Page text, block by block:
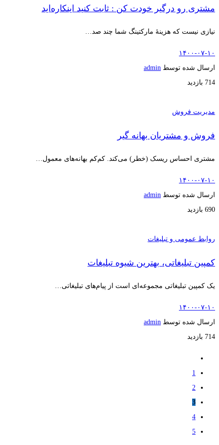
مشتری رو درگیر خودت کن : ثابت کنید اینکاره‌اید
نیازی نیست که هزینۀ مارکتینگ شما چند صد…
۱۴۰۰-۰۷-۱۰
ارسال شده توسط admin
714 بازدید
مدیریت فروش
فروش و مشتریان بهانه گیر
مشتری احساس ریسک (خطر) می‌کند. کم‌کم بهانه‌های معمول…
۱۴۰۰-۰۷-۱۰
ارسال شده توسط admin
690 بازدید
روابط عمومی و تبلیغات
کمپین تبلیغاتی، بهترین شیوه تبلیغات
یک کمپین تبلیغاتی مجموعه‌ای است از پیام‌های تبلیغاتی…
۱۴۰۰-۰۷-۱۰
ارسال شده توسط admin
714 بازدید
1
2
3
4
5